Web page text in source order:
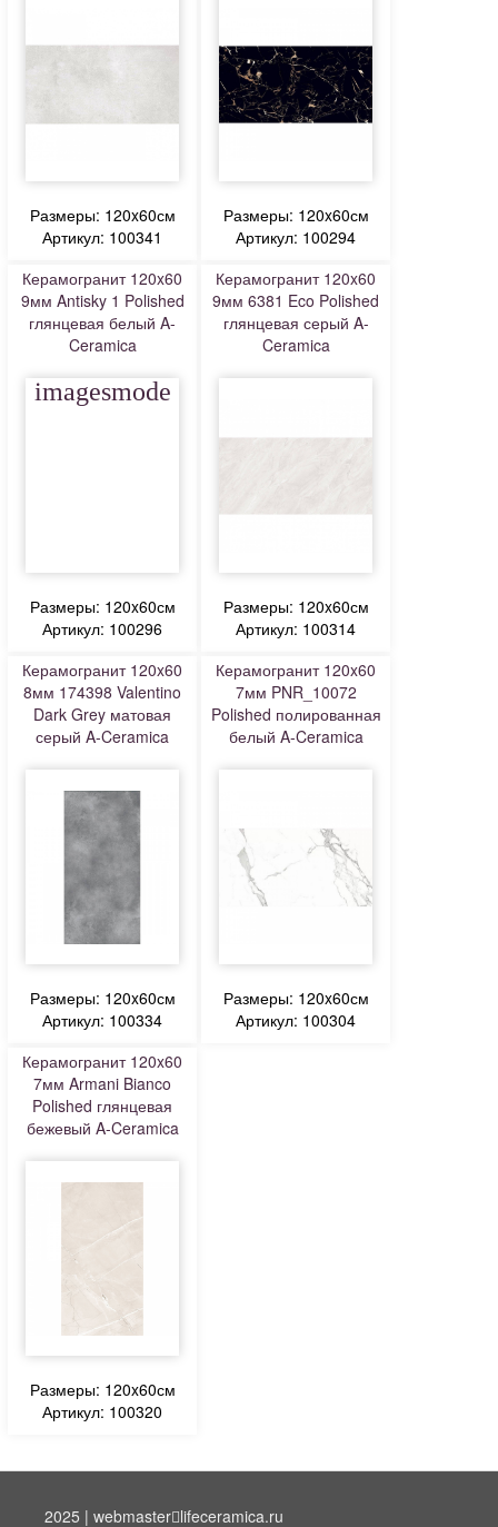
Размеры: 120x60см
Артикул: 100341
Размеры: 120x60см
Артикул: 100294
Керамогранит 120x60
9мм Antisky 1 Polished
глянцевая белый A-
Ceramica
imagesmode
Размеры: 120x60см
Артикул: 100296
Керамогранит 120x60
9мм 6381 Eco Polished
глянцевая серый A-
Ceramica
Размеры: 120x60см
Артикул: 100314
Керамогранит 120x60
8мм 174398 Valentino
Dark Grey матовая
серый A-Ceramica
Размеры: 120x60см
Артикул: 100334
Керамогранит 120x60
7мм PNR_10072
Polished полированная
белый A-Ceramica
Размеры: 120x60см
Артикул: 100304
Керамогранит 120x60
7мм Armani Bianco
Polished глянцевая
бежевый A-Ceramica
Размеры: 120x60см
Артикул: 100320
2025 | webmaster lifeceramica.ru